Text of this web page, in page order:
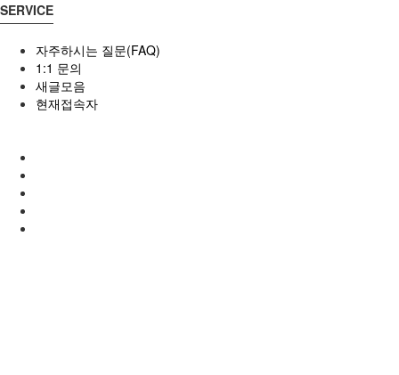
SERVICE
자주하시는 질문(FAQ)
1:1 문의
새글모음
현재접속자